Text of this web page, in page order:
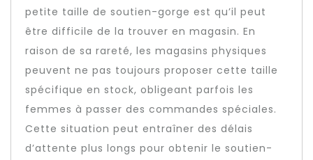
petite taille de soutien-gorge est qu’il peut
être difficile de la trouver en magasin. En
raison de sa rareté, les magasins physiques
peuvent ne pas toujours proposer cette taille
spécifique en stock, obligeant parfois les
femmes à passer des commandes spéciales.
Cette situation peut entraîner des délais
d’attente plus longs pour obtenir le soutien-